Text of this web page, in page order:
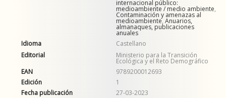
internacional público:
medioambiente / medio ambiente,
Contaminación y amenazas al
medioambiente,Anuarios,
almanaques, publicaciones
anuales
Idioma
Castellano
Editorial
Ministerio para la Transición
Ecológica y el Reto Demográfico
EAN
9789200012693
Edición
1
Fecha publicación
27-03-2023